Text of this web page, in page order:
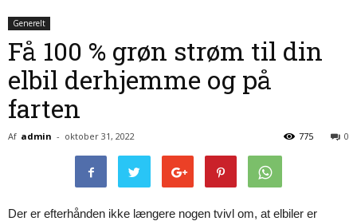
Generelt
Få 100 % grøn strøm til din
elbil derhjemme og på
farten
Af admin - oktober 31, 2022 0
775
Der er efterhånden ikke længere nogen tvivl om, at elbiler er